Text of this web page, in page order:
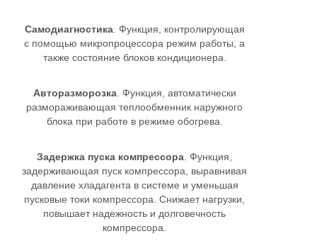
Самодиагностика. Функция, контролирующая
с помощью микропроцессора режим работы, а
также состояние блоков кондиционера.
Авторазморозка. Функция, автоматически
размораживающая теплообменник наружного
блока при работе в режиме обогрева.
Задержка пуска компрессора . Функция,
задерживающая пуск компрессора, выравнивая
давление хладагента в системе и уменьшая
пусковые токи компрессора. Снижает нагрузки,
повышает надежность и долговечность
компрессора.